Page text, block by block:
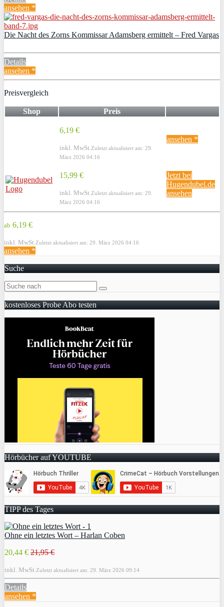
ansehen *
Die Nacht des Zorns Kommissar Adamsberg ermittelt – Fred Vargas
Details
ansehen *
Preisvergleich
Shop Preis
6,19 €
inkl. MwSt. Zuletzt aktualisiert am: 29.
März 2026 04:16
ansehen *
15,99 €
inkl. MwSt. Zuletzt aktualisiert am: 29.
März 2026 04:16
Jetzt bei
Hugendubel.de
ansehen
ab 6,19 €
inkl. MwSt. Zuletzt aktualisiert am: 29. März 2026 04:16
ansehen *
Suche
kostenloses Probe Abo testen
Hörbücher auf YOUTUBE
TIPP des Tages
Ohne ein letztes Wort – Harlan Coben
20,44 € 21,95 €
inkl. MwSt. Zuletzt aktualisiert am: 29. März 2026 09:14
Details
ansehen *